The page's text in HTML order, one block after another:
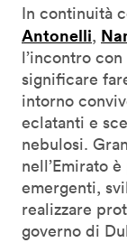
In continuità
Antonelli,
l’incontro
significare
intorno
eclatanti e
nebulosi.
nell’Emirato
emergenti,
realizzare
governo di